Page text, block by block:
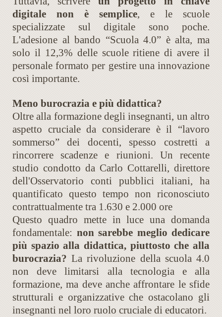
digitale non è semplice, e le scuole
specializzate sul digitale sono poche.
L'adesione al bando “Scuola 4.0” è alta, ma
solo il 12,3% delle scuole ritiene di avere il
personale formato per gestire una innovazione
così importante.
Meno burocrazia e più didattica?
Oltre alla formazione degli insegnanti, un altro
aspetto cruciale da considerare è il “lavoro
sommerso” dei docenti, spesso costretti a
rincorrere scadenze e riunioni. Un recente
studio condotto da Carlo Cottarelli, direttore
dell'Osservatorio conti pubblici italiani, ha
quantificato questo tempo non riconosciuto
contrattualmente tra 1.630 e 2.000 ore
Questo quadro mette in luce una domanda
fondamentale: non sarebbe meglio dedicare
più spazio alla didattica, piuttosto che alla
burocrazia? La rivoluzione della scuola 4.0
non deve limitarsi alla tecnologia e alla
formazione, ma deve anche affrontare le sfide
strutturali e organizzative che ostacolano gli
insegnanti nel loro ruolo cruciale di educatori.